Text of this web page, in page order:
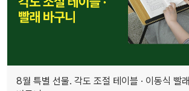
8월 특별 선물. 각도 조절 테이블 · 이동식 빨래